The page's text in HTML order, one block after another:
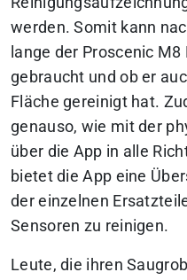
werden. Somit kann
lange der Proscenic
gebraucht und ob er
Fläche gereinigt hat.
genauso, wie mit der
über die App in alle
bietet die App eine
der einzelnen
Sensoren zu reinigen.
Leute, die ihren